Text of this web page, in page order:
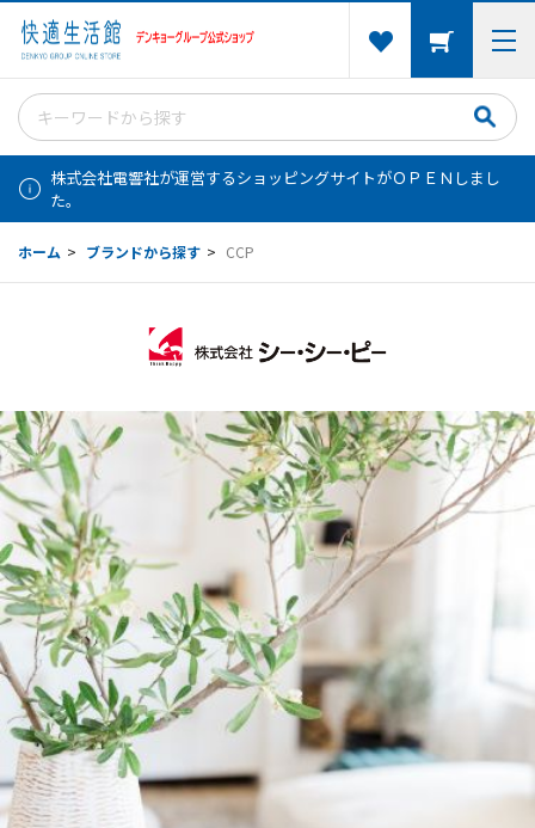
株式会社電響社が運営するショッピングサイトがＯＰＥＮしまし
た。
ホーム > ブランドから探す > CCP